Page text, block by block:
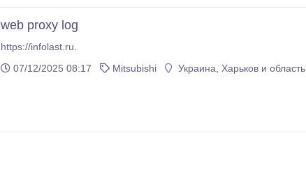
web proxy log
https://infolast.ru.
07/12/2025 08:17
Mitsubishi Украина, Харьков и область